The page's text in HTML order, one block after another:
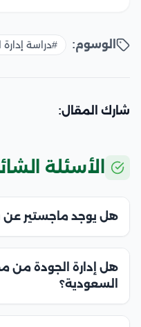
الوسوم: #دراسة
شارك المقال:
الأسئلة
هل يوجد ماجستير
هل إدارة الجودة من
السعودية؟